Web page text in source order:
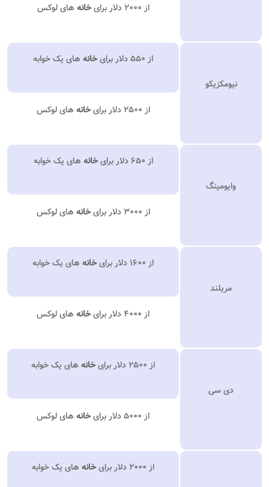
از ۲۰۰۰ دلار برای خانه های لوکس
نیومکزیکو
از ۵۵۰ دلار برای خانه های یک خوابه
از ۲۵۰۰ دلار برای خانه های لوکس
وایومینگ
از ۶۵۰ دلار برای خانه های یک خوابه
از ۳۰۰۰ دلار برای خانه های لوکس
مریلند
از ۱۶۰۰ دلار برای خانه های یک خوابه
از ۴۰۰۰ دلار برای خانه های لوکس
دی سی
از ۲۵۰۰ دلار برای خانه های یک خوابه
از ۵۰۰۰ دلار برای خانه های لوکس
از ۲۰۰۰ دلار برای خانه های یک خوابه